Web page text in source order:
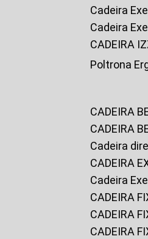
Cadeira
Cadeira
CADEIRA
Poltrona
CADEIRA
CADEIRA
Cadeira
CADEIRA
Cadeira
CADEIRA
CADEIRA
CADEIRA